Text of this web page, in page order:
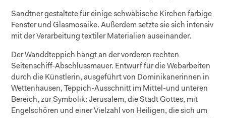
Sandtner gestaltete für einige schwäbische Kirchen farbige
Fenster und Glasmosaike. Außerdem setzte sie sich intensiv
mit der Verarbeitung textiler Materialien auseinander.
Der Wanddteppich hängt an der vorderen rechten
Seitenschiff-Abschlussmauer. Entwurf für die Webarbeiten
durch die Künstlerin, ausgeführt von Dominikanerinnen in
Wettenhausen, Teppich-Ausschnitt im Mittel-und unteren
Bereich, zur Symbolik: Jerusalem, die Stadt Gottes, mit
Engelschören und einer Vielzahl von Heiligen, die sich um